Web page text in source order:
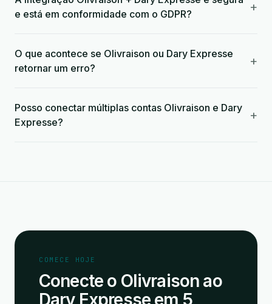
e está em conformidade com o GDPR?
+
O que acontece se Olivraison ou Dary Expresse
retornar um erro?
+
Posso conectar múltiplas contas Olivraison e Dary
Expresse?
+
COMECE HOJE
Conecte o Olivraison ao
Dary Expresse em 5